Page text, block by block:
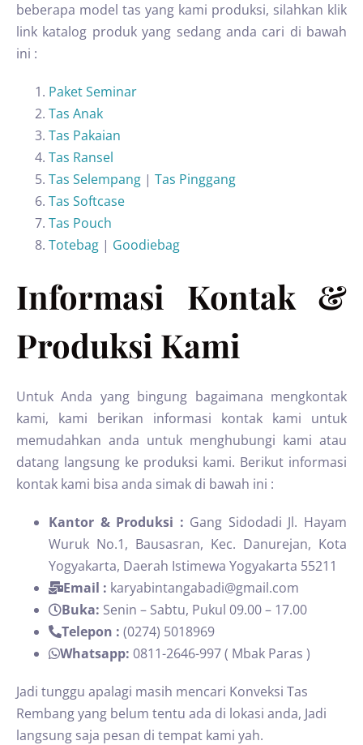
beberapa model tas yang kami produksi, silahkan klik
link katalog produk yang sedang anda cari di bawah
ini :
Paket Seminar
Tas Anak
Tas Pakaian
Tas Ransel
Tas Selempang | Tas Pinggang
Tas Softcase
Tas Pouch
Totebag | Goodiebag
Informasi Kontak &
Produksi Kami
Untuk Anda yang bingung bagaimana mengkontak
kami, kami berikan informasi kontak kami untuk
memudahkan anda untuk menghubungi kami atau
datang langsung ke produksi kami. Berikut informasi
kontak kami bisa anda simak di bawah ini :
Kantor & Produksi : Gang Sidodadi Jl. Hayam
Wuruk No.1, Bausasran, Kec. Danurejan, Kota
Yogyakarta, Daerah Istimewa Yogyakarta 55211
Email : karyabintangabadi@gmail.com
Buka: Senin – Sabtu, Pukul 09.00 – 17.00
Telepon : (0274) 5018969
Whatsapp: 0811-2646-997 ( Mbak Paras )
Jadi tunggu apalagi masih mencari Konveksi Tas
Rembang yang belum tentu ada di lokasi anda, Jadi
langsung saja pesan di tempat kami yah.